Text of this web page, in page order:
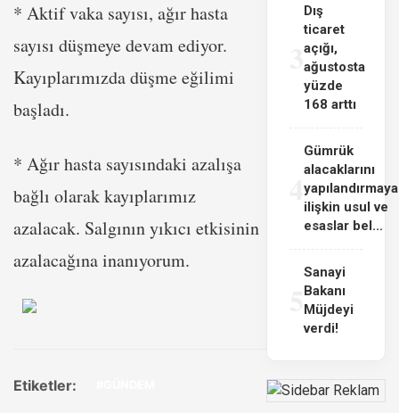
* Aktif vaka sayısı, ağır hasta
sayısı düşmeye devam ediyor.
Kayıplarımızda düşme eğilimi
başladı.
* Ağır hasta sayısındaki azalışa
bağlı olarak kayıplarımız
azalacak. Salgının yıkıcı etkisinin
azalacağına inanıyorum.
Etiketler:
3
Dış
ticaret
açığı,
ağustosta
yüzde
168 arttı
4
Gümrük
alacaklarını
yapılandırmaya
ilişkin usul ve
esaslar bel...
Sanayi
Bakanı
Müjdeyi
verdi!